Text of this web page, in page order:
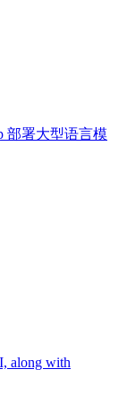
部署大型语言模
along with